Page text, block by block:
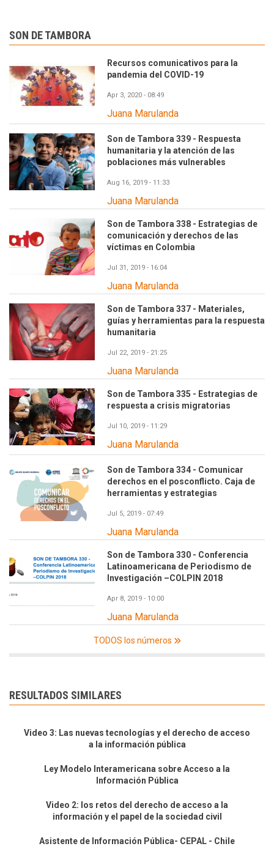
SON DE TAMBORA
Recursos comunicativos para la
pandemia del COVID-19
Apr 3, 2020 - 08:49
Juana Marulanda
Son de Tambora 339 - Respuesta
humanitaria y la atención de las
poblaciones más vulnerables
Aug 16, 2019 - 11:33
Juana Marulanda
Son de Tambora 338 - Estrategias de
comunicación y derechos de las
víctimas en Colombia
Jul 31, 2019 - 16:04
Juana Marulanda
Son de Tambora 337 - Materiales,
guías y herramientas para la respuesta
humanitaria
Jul 22, 2019 - 21:25
Juana Marulanda
Son de Tambora 335 - Estrategias de
respuesta a crisis migratorias
Jul 10, 2019 - 11:29
Juana Marulanda
Son de Tambora 334 - Comunicar
derechos en el posconflicto. Caja de
herramientas y estrategias
Jul 5, 2019 - 07:49
Juana Marulanda
Son de Tambora 330 - Conferencia
Latinoamericana de Periodismo de
Investigación –COLPIN 2018
Apr 8, 2019 - 10:00
Juana Marulanda
TODOS los números
RESULTADOS SIMILARES
Video 3: Las nuevas tecnologías y el derecho de acceso
a la información pública
Ley Modelo Interamericana sobre Acceso a la
Información Pública
Video 2: los retos del derecho de acceso a la
información y el papel de la sociedad civil
Asistente de Información Pública- CEPAL - Chile